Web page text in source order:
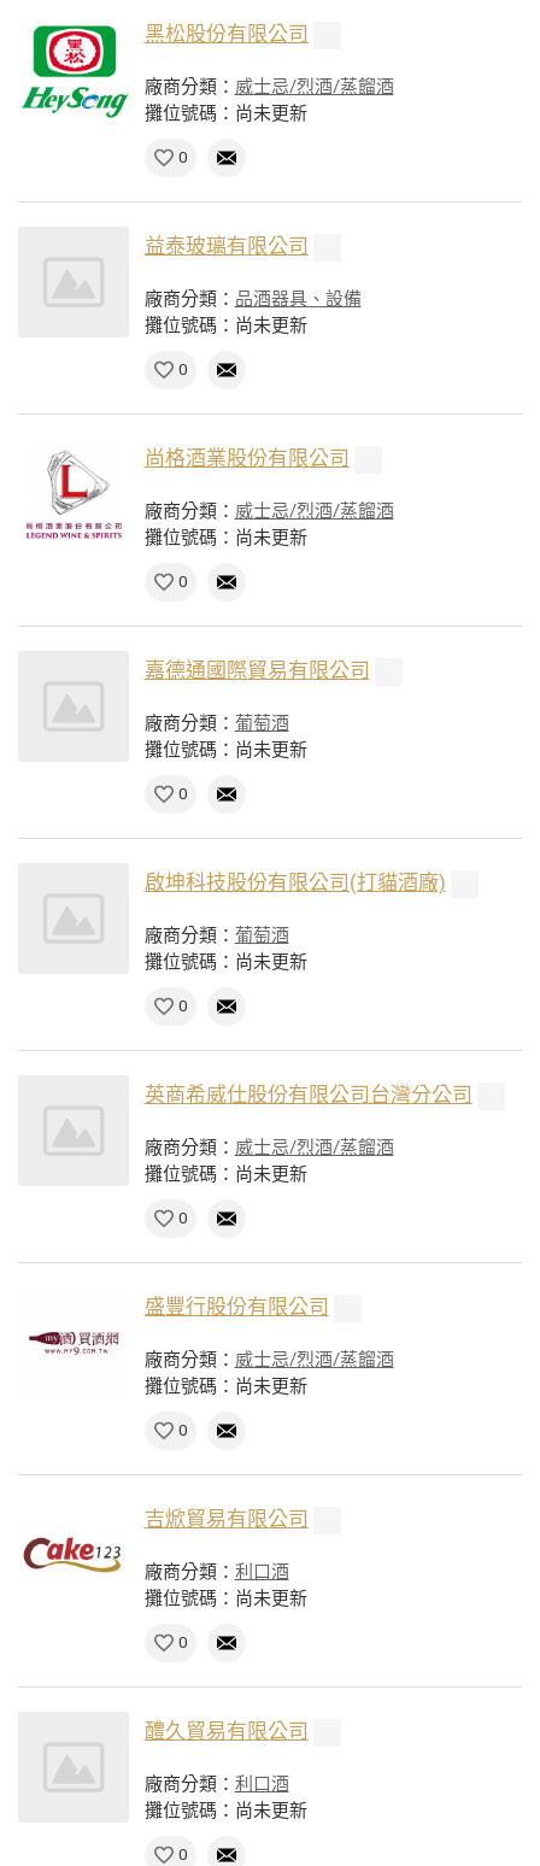
黑松股份有限公司
廠商分類： 威士忌/烈酒/蒸餾酒
攤位號碼：尚未更新
0
益泰玻璃有限公司
廠商分類： 品酒器具、設備
攤位號碼：尚未更新
0
尚格酒業股份有限公司
廠商分類： 威士忌/烈酒/蒸餾酒
攤位號碼：尚未更新
0
嘉德通國際貿易有限公司
廠商分類： 葡萄酒
攤位號碼：尚未更新
0
啟坤科技股份有限公司(打貓酒廠)
廠商分類： 葡萄酒
攤位號碼：尚未更新
0
英商希威仕股份有限公司台灣分公司
廠商分類： 威士忌/烈酒/蒸餾酒
攤位號碼：尚未更新
0
盛豐行股份有限公司
廠商分類： 威士忌/烈酒/蒸餾酒
攤位號碼：尚未更新
0
吉焮貿易有限公司
廠商分類： 利口酒
攤位號碼：尚未更新
0
醴久貿易有限公司
廠商分類： 利口酒
攤位號碼：尚未更新
0